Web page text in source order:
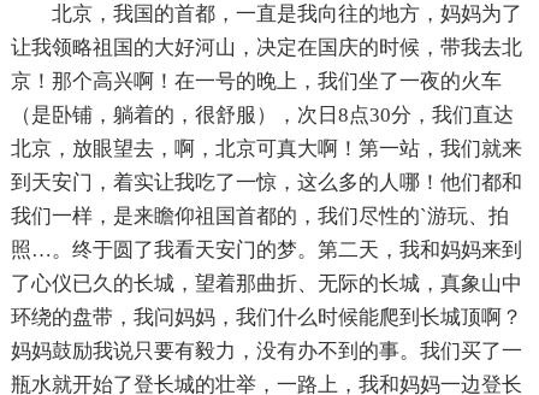
北京，我国的首都，一直是我向往的地方，妈妈为了
让我领略祖国的大好河山，决定在国庆的时候，带我去北
京！那个高兴啊！在一号的晚上，我们坐了一夜的火车
（是卧铺，躺着的，很舒服），次日8点30分，我们直达
北京，放眼望去，啊，北京可真大啊！第一站，我们就来
到天安门，着实让我吃了一惊，这么多的人哪！他们都和
我们一样，是来瞻仰祖国首都的，我们尽性的`游玩、拍
照…。终于圆了我看天安门的梦。第二天，我和妈妈来到
了心仪已久的长城，望着那曲折、无际的长城，真象山中
环绕的盘带，我问妈妈，我们什么时候能爬到长城顶啊？
妈妈鼓励我说只要有毅力，没有办不到的事。我们买了一
瓶水就开始了登长城的壮举，一路上，我和妈妈一边登长